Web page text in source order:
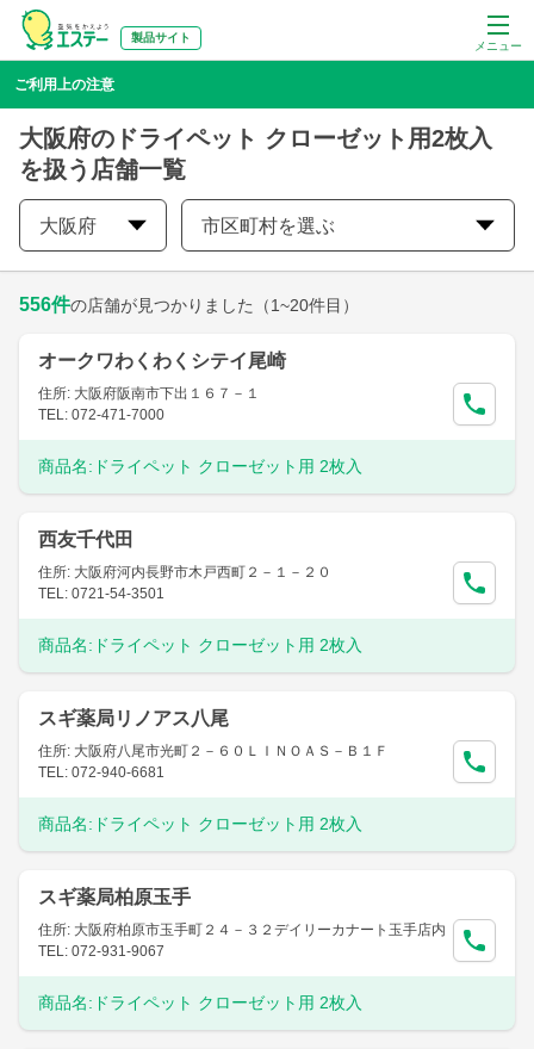
メニュー
製品サイト
ご利用上の注意
大阪府のドライペット クローゼット用2枚入
を扱う店舗一覧
大阪府 市区町村を選ぶ
556件の店舗が見つかりました （1~20件目）
オークワわくわくシテイ尾崎
住所: 大阪府阪南市下出１６７－１
TEL: 072-471-7000
商品名: ドライペット クローゼット用 2枚入
西友千代田
住所: 大阪府河内長野市木戸西町２－１－２０
TEL: 0721-54-3501
商品名: ドライペット クローゼット用 2枚入
スギ薬局リノアス八尾
住所: 大阪府八尾市光町２－６０ＬＩＮＯＡＳ－Ｂ１Ｆ
TEL: 072-940-6681
商品名: ドライペット クローゼット用 2枚入
スギ薬局柏原玉手
住所: 大阪府柏原市玉手町２４－３２デイリーカナート玉手店内
TEL: 072-931-9067
商品名: ドライペット クローゼット用 2枚入